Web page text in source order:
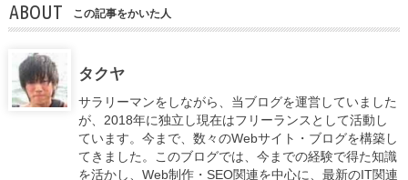
ABOUT この記事をかいた人
タクヤ
サラリーマンをしながら、当ブログを運営していました
が、2018年に独立し現在はフリーランスとして活動し
ています。今まで、数々のWebサイト・ブログを構築し
てきました。このブログでは、今までの経験で得た知識
を活かし、Web制作・SEO関連を中心に、最新のIT関連